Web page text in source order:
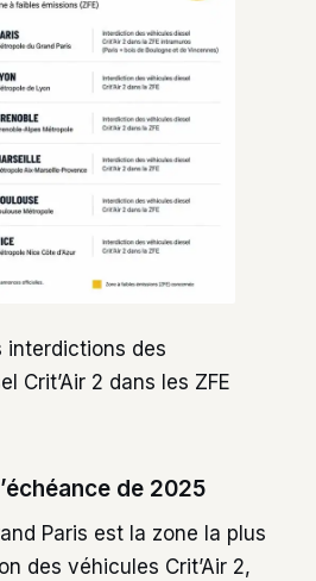
interdictions des
Crit’Air 2 dans les ZFE
de 2025
Paris est la zone la plus
des véhicules Crit’Air 2,